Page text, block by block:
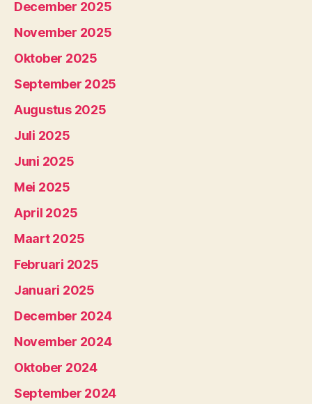
December 2025
November 2025
Oktober 2025
September 2025
Augustus 2025
Juli 2025
Juni 2025
Mei 2025
April 2025
Maart 2025
Februari 2025
Januari 2025
December 2024
November 2024
Oktober 2024
September 2024